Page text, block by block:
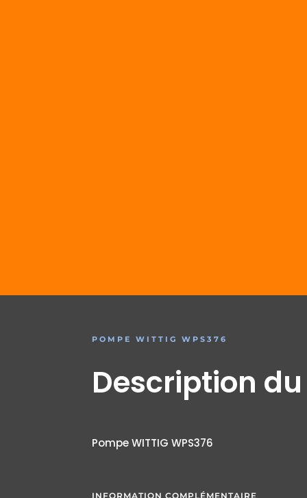
POMPE WITTIG WPS376
Description
Pompe WITTIG WPS376
INFORMATION COMPLÉMENTAIRE